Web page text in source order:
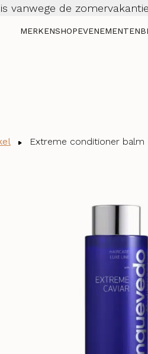
vanwege de
MERKENSHOPEVENEMENTEN
Extreme conditioner